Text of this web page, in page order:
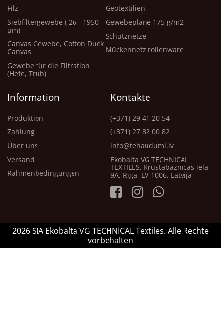
Filz
Siebfiltergewebe ( 26 - 1950
μm)
Canvas Gewebe, Cotton Duck
Canvas
Gewebe für die Filtration
(Hefe, Trub)
Geotextilien
Gewebeplane 175 g/m2
Schutznetze
Mückennetz rollenware
Information
Produktion
Zahlung
Über uns
Versand
Rahmenbedingungen
Kontakte
(+371) 29 41 20 54
(+371) 27 82 00 82
info@tehaudumi.lv
Ekobalta VG TECHNICAL
TEXTILES, Krustabaznīcas iela
9A, Rīga, LV-1006, Latvija
2026 SIA Ekobalta VG TECHNICAL Textiles. Alle Rechte
vorbehalten